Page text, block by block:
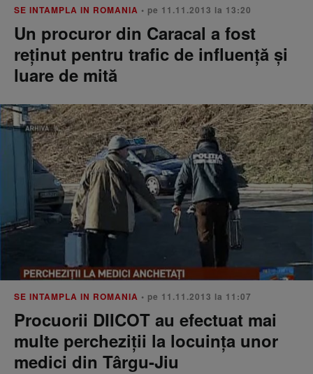
SE INTAMPLA IN ROMANIA • pe 11.11.2013 la 13:20
Un procuror din Caracal a fost
reţinut pentru trafic de influenţă şi
luare de mită
SE INTAMPLA IN ROMANIA • pe 11.11.2013 la 11:07
Procuorii DIICOT au efectuat mai
multe percheziţii la locuinţa unor
medici din Târgu-Jiu